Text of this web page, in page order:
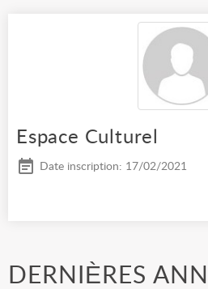
Espace Culturel
Date inscription: 17/02/2021
DERNIÈRES